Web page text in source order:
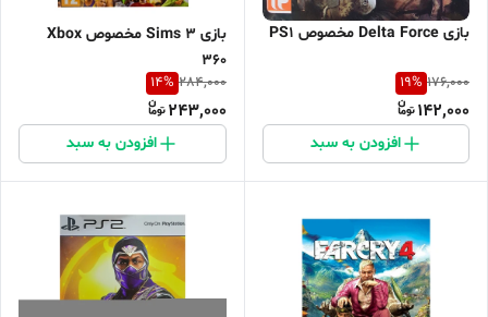
بازی Delta Force مخصوص PS1
176,000
19%
142,000
افزودن به سبد
بازی Sims 3 مخصوص Xbox
360
284,000
14%
243,000
افزودن به سبد